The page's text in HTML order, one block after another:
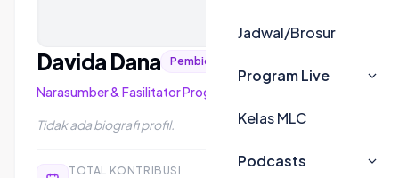
Jadwal/Brosur
Program Live
Kelas MLC
Podcasts
Davida Dana Pembicara SABDA Live
Narasumber & Fasilitator Program
Tidak ada biografi profil.
TOTAL KONTRIBUSI